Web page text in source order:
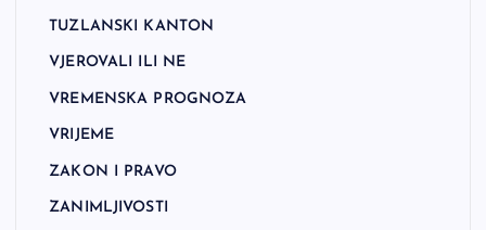
TUZLANSKI KANTON
VJEROVALI ILI NE
VREMENSKA PROGNOZA
VRIJEME
ZAKON I PRAVO
ZANIMLJIVOSTI